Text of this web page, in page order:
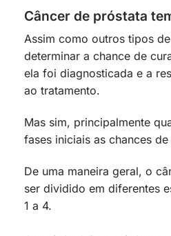
Câncer de próstata
Assim como outros tipos
determinar a chance de
ela foi diagnosticada e a
ao tratamento.
Mas sim, principalmente
fases iniciais as chances
De uma maneira geral, o
ser dividido em diferentes
1 a 4.